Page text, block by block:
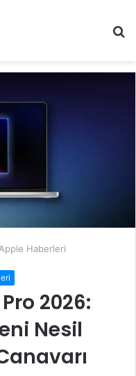
...
Apple Haberleri
2026:
Nesil